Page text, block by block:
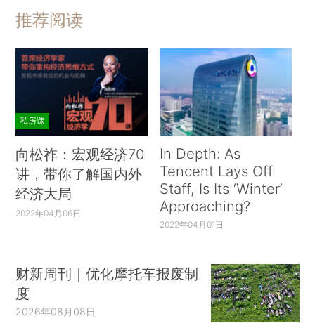
推荐阅读
私房课
向松祚：宏观经济70
讲，带你了解国内外
经济大局
2022年04月06日
In Depth: As
Tencent Lays Off
Staff, Is Its ‘Winter’
Approaching?
2022年04月01日
财新周刊｜优化摩托车报废制
度
2026年08月08日